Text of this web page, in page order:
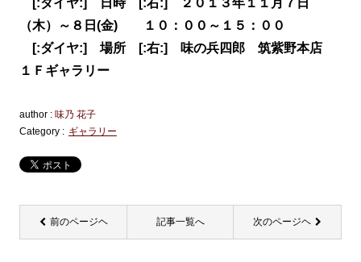
[:ダイヤ:] 日時 [:右:] ２０１３年１１月７日
（木）～８日(金) １０：００～１５：００
[:ダイヤ:] 場所 [:右:] 味の兵四郎 筑紫野本店
１Ｆギャラリー
author : 味乃 花子
Category : ギャラリー
前のページヘ 記事一覧へ 次のページヘ